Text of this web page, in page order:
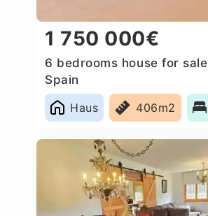
1 750 000€
6 bedrooms house for
Spain
Haus
406m2